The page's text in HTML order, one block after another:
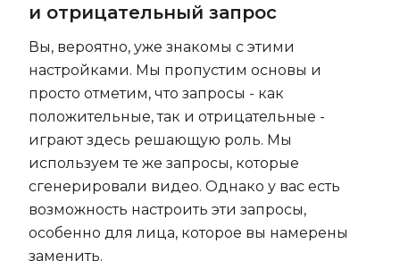
и отрицательный запрос
Вы, вероятно, уже знакомы с этими
настройками. Мы пропустим основы и
просто отметим, что запросы - как
положительные, так и отрицательные -
играют здесь решающую роль. Мы
используем те же запросы, которые
сгенерировали видео. Однако у вас есть
возможность настроить эти запросы,
особенно для лица, которое вы намерены
заменить.